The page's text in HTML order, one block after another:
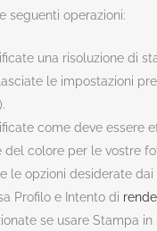
seguenti operazioni:
una risoluzione di
le impostazioni
come deve essere
del colore per le vostre
le opzioni desiderate dai
Profilo e Intento di
se usare Stampa